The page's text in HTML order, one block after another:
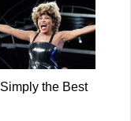
Simply the Best